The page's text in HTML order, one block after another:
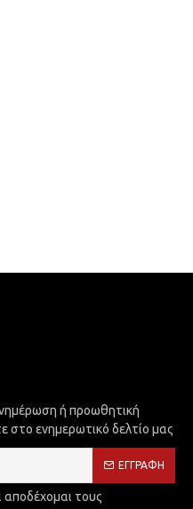
ή προωθητική
στο ενημερωτικό δελτίο μας
ΕΓΓΡΑΦΉ
αποδέχομαι τους